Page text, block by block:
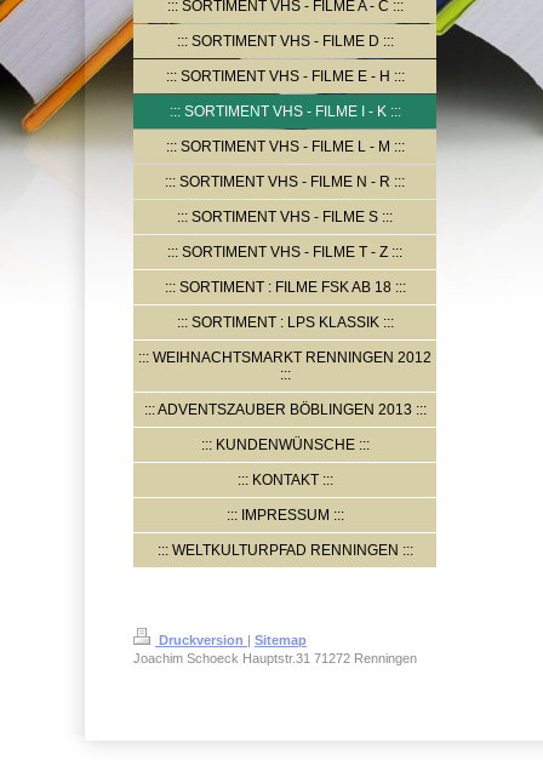
SORTIMENT VHS - FILME A - C
SORTIMENT VHS - FILME D
SORTIMENT VHS - FILME E - H
SORTIMENT VHS - FILME I - K
SORTIMENT VHS - FILME L - M
SORTIMENT VHS - FILME N - R
SORTIMENT VHS - FILME S
SORTIMENT VHS - FILME T - Z
SORTIMENT : FILME FSK AB 18
SORTIMENT : LPS KLASSIK
WEIHNACHTSMARKT RENNINGEN 2012
ADVENTSZAUBER BÖBLINGEN 2013
KUNDENWÜNSCHE
KONTAKT
IMPRESSUM
WELTKULTURPFAD RENNINGEN
Druckversion | Sitemap
Joachim Schoeck Hauptstr.31 71272 Renningen